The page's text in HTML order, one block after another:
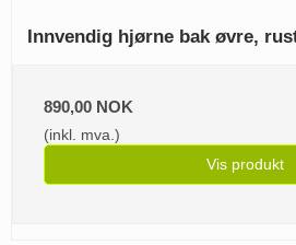
Innvendig hjørne bak øvre,
890,00 NOK
(inkl. mva.)
Vis produkt